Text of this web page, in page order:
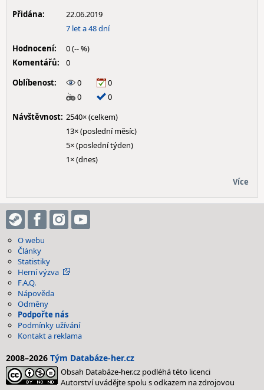
Přidána:
22.06.2019
7 let a 48 dní
Hodnocení:
0 (-- %)
Komentářů:
0
Oblíbenost:
0
0
0
0
Návštěvnost: 2540× (celkem)
13× (poslední měsíc)
5× (poslední týden)
1× (dnes)
Více
O webu
Články
Statistiky
Herní výzva
F.A.Q.
Nápověda
Odměny
Podpořte nás
Podmínky užívání
Kontakt a reklama
2008–2026 Tým Databáze-her.cz
Obsah Databáze-her.cz podléhá této licenci
Autorství uvádějte spolu s odkazem na zdrojovou